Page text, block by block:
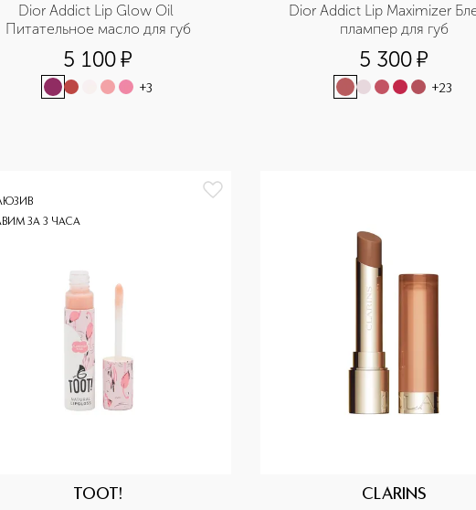
Dior Addict Lip Glow Oil
Питательное масло для губ
5 100¤
+3
Dior Addict Lip Maximizer
плампер для губ
5 300¤
+23
ЗА 3 ЧАСА
TOOT! CLARINS